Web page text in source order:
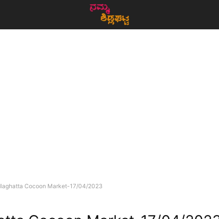
Cocoon Market-17/04/2023